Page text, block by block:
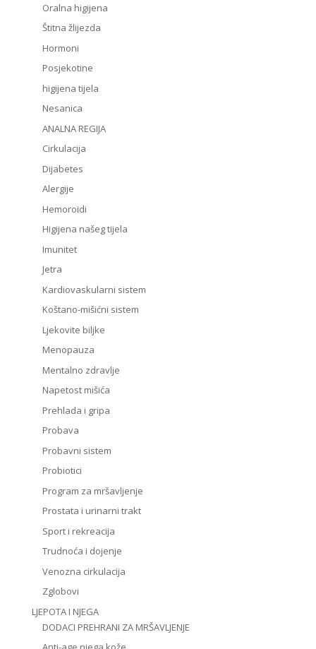
Oralna higijena
Štitna žlijezda
Hormoni
Posjekotine
higijena tijela
Nesanica
ANALNA REGIJA
Cirkulacija
Dijabetes
Alergije
Hemoroidi
Higijena našeg tijela
Imunitet
Jetra
Kardiovaskularni sistem
Koštano-mišićni sistem
Ljekovite biljke
Menopauza
Mentalno zdravlje
Napetost mišića
Prehlada i gripa
Probava
Probavni sistem
Probiotici
Program za mršavljenje
Prostata i urinarni trakt
Sport i rekreacija
Trudnoća i dojenje
Venozna cirkulacija
Zglobovi
LJEPOTA I NJEGA
DODACI PREHRANI ZA MRŠAVLJENJE